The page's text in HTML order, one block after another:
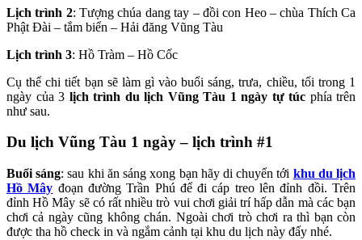
Lịch trình 2: Tượng chúa dang tay – đồi con Heo – chùa Thích Ca
Phật Đài – tắm biển – Hải đăng Vũng Tàu
Lịch trình 3: Hồ Tràm – Hồ Cốc
Cụ thể chi tiết bạn sẽ làm gì vào buổi sáng, trưa, chiều, tối trong 1
ngày của 3 lịch trình du lịch Vũng Tàu 1 ngày tự túc phía trên
như sau.
Du lịch Vũng Tàu 1 ngày – lịch trình #1
Buổi sáng: sau khi ăn sáng xong bạn hãy di chuyển tới khu du lịch
Hồ Mây đoạn đường Trần Phú để đi cáp treo lên đỉnh đồi. Trên
đỉnh Hồ Mây sẽ có rất nhiều trò vui chơi giải trí hấp dẫn mà các bạn
chơi cả ngày cũng không chán. Ngoài chơi trò chơi ra thì bạn còn
được tha hồ check in và ngắm cảnh tại khu du lịch này đấy nhé.